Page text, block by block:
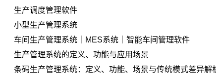
生产调度管理软件
小型生产管理系统
车间生产管理系统｜MES系统｜智能车间管理软件
生产管理系统的定义、功能与应用场景
条码生产管理系统：定义、功能、场景与传统模式差异解析